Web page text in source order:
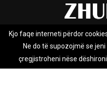
Rreth nesh
Zhurnal.mk është Agjenci e
Kjo faqe interneti përdor
Ne do të supozojmë se
çregjistroheni nëse dëshironi.